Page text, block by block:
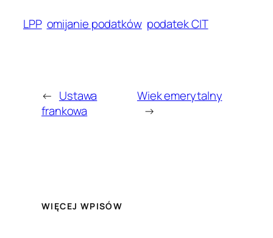
LPP omijanie podatków podatek CIT
← Ustawa
frankowa
Wiek emerytalny
→
WIĘCEJ WPISÓW